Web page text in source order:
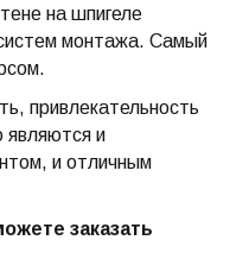
на шпигеле
монтажа. Самый
привлекательность
являются и
и отличным
заказать